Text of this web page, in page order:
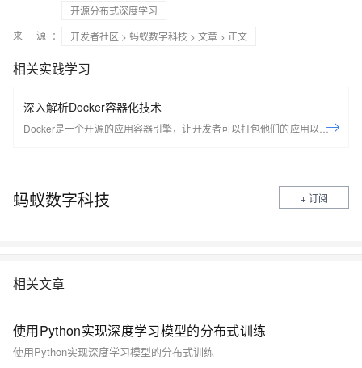
开源分布式深度学习
来 源：
开发者社区 > 蚂蚁数字科技 > 文章 > 正文
相关实践学习
深入解析Docker容器化技术
Docker是一个开源的应用容器引擎，让开发者可以打包他们的应用以及依
码时“在我的机器上可正常工作”的问题。运维人员利用Docker可以在隔离
开发的微服务应用。本课程由黑马程序员提供。 &nbsp; &nbsp; 相关的阿
性能可伸缩的容器应用管理能力，支持企业级容器化应用的全生命周期管
理。整合阿里云虚拟化、存储、网络和安全能力，打造云端最佳容器化应
用运行环境。 了解产品详情: https://www.aliyun.com/product/kubernetes
蚂蚁数字科技 + 订阅
相关文章
使用Python实现深度学习模型的分布式训练
使用Python实现深度学习模型的分布式训练